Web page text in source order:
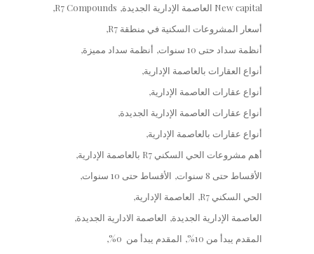
New capital العاصمة الإدارية الجديدة
R7 Compounds
أسعار المشروعات السكنية في منطقة R7
أنظمة سداد حتى 10 سنوات
أنظمة سداد مميزة
أنواع العقارات بالعاصمة الإدارية
أنواع عقارات العاصمة الإدارية
أنواع عقارات العاصمة الإدارية الجديدة
أنواع عقارات بالعاصمة الإدارية
أهم مشروعات الحي السكني R7 بالعاصمة الإدارية
الأقساط حتى 8 سنوات
الأقساط حتى 10 سنوات
الحي السكني R7
العاصمة الإدارية
العاصمة الإدارية الجديدة العاصمة الادارية الجديدة
المقدم يبدأ من 10%
المقدم يبدأ من 0%